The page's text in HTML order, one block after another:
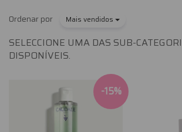
Ordenar por Mais vendidos
SELECCIONE UMA DAS SUB-
DISPONÍVEIS.
-15%